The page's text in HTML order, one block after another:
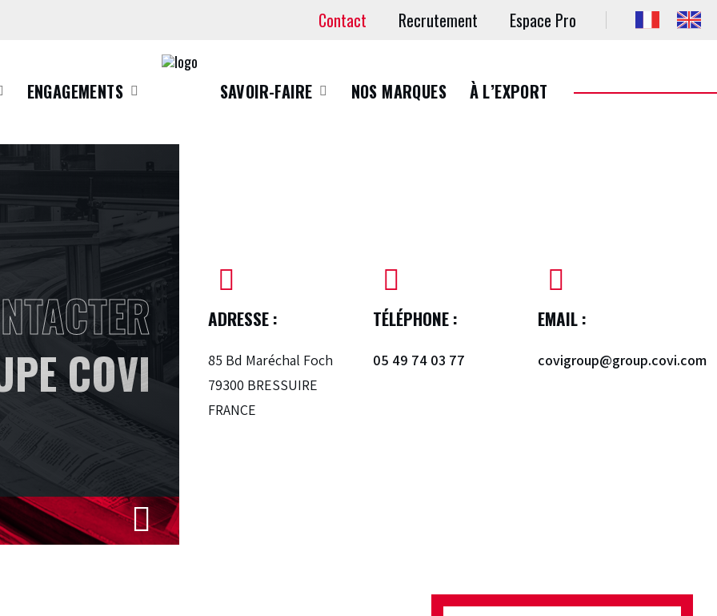
Contact Recrutement Espace Pro
ENGAGEMENTS SAVOIR-FAIRE NOS MARQUES À L’EXPORT
COVI
ADRESSE :
85 Bd Maréchal Foch
79300 BRESSUIRE
FRANCE
TÉLÉPHONE :
05 49 74 03 77
EMAIL :
covigroup@group.covi.com